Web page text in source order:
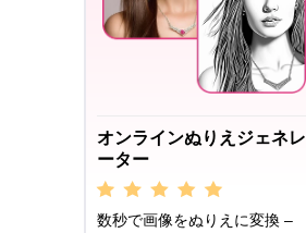
オンラインぬりえジェネレ
ーター
数秒で画像をぬりえに変換 –